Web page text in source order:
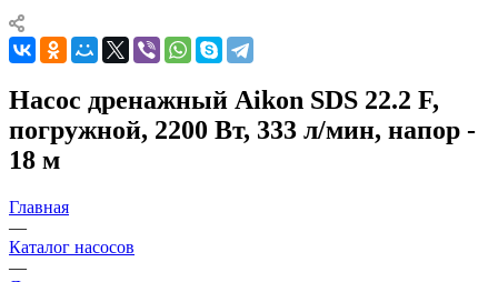
Насос дренажный Aikon SDS 22.2 F,
погружной, 2200 Вт, 333 л/мин, напор -
18 м
Главная
—
Каталог насосов
—